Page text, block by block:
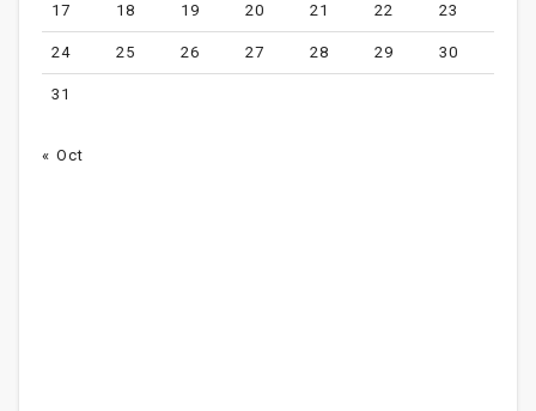
17 18 19 20 21 22 23
24 25 26 27 28 29 30
31
« Oct